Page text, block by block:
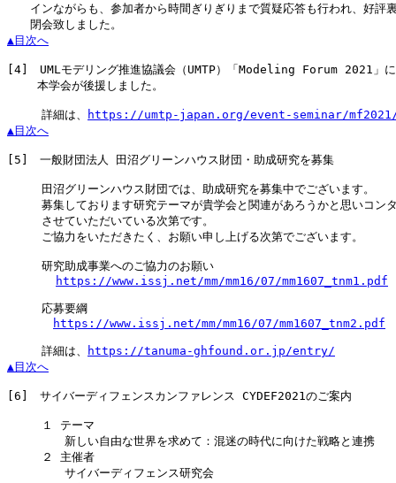
インながらも、参加者から時間ぎりぎりまで質疑応答も行われ、好評
▲目次へ
[4]
UMLモデリング推進協議会（UMTP）「Modeling Forum 2021」に
本学会が後援しました。
詳細は、
https://umtp-japan.org/event-seminar/mf2021/
▲目次へ
[5] 一般財団法人 田沼グリーンハウス財団・助成研究を募集
田沼グリーンハウス財団では、助成研究を募集中でございます。
募集しております研究テーマが貴学会と関連があろうかと思いコン
させていただいている次第です。
ご協力をいただきたく、お願い申し上げる次第でございます。
研究助成事業へのご協力のお願い
https://www.issj.net/mm/mm16/07/mm1607_tnm1.pdf
応募要綱
https://www.issj.net/mm/mm16/07/mm1607_tnm2.pdf
詳細は、
https://tanuma-ghfound.or.jp/entry/
▲目次へ
[6] サイバーディフェンスカンファレンス CYDEF2021のご案内
１ テーマ
新しい自由な世界を求めて：混迷の時代に向けた戦略と連携
２ 主催者
サイバーディフェンス研究会